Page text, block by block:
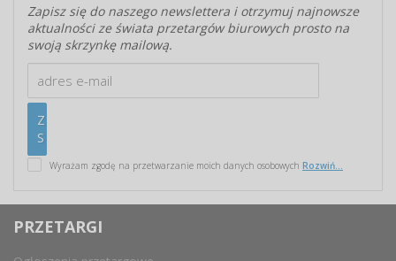
Zapisz się do naszego newslettera i otrzymuj najnowsze
aktualności ze świata przetargów biurowych prosto na
swoją skrzynkę mailową.
Wyrażam zgodę na przetwarzanie moich danych osobowych Rozwiń...
PRZETARGI